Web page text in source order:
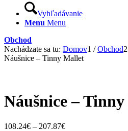
Vyhľadávanie
Menu Menu
Obchod
Nachádzate sa tu: Domov1 / Obchod2
Náušnice – Tinny Mallet
Náušnice –
108.24€ – 207.87€Price